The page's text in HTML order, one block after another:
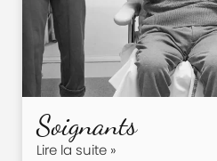
Soignants
Lire la suite »